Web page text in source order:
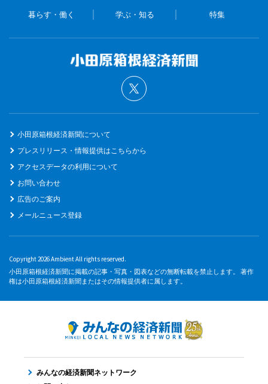
暮らす・働く 学ぶ・知る 特集
小田原箱根経済新聞について
プレスリリース・情報提供はこちらから
アクセスデータの利用について
お問い合わせ
広告のご案内
メールニュース登録
Copyright 2026 Ambient All rights reserved.
小田原箱根経済新聞に掲載の記事・写真・図表などの無断転載を禁止します。 著作
権は小田原箱根経済新聞またはその情報提供者に属します。
みんなの経済新聞ネットワーク